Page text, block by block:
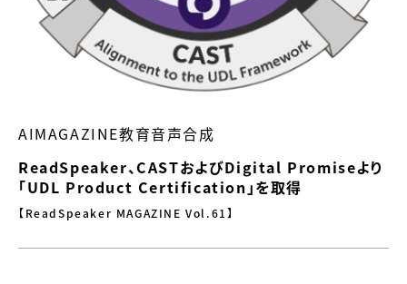
AIMAGAZINE教育音声合成
ReadSpeaker、CASTおよびDigital Promiseより
「UDL Product Certification」を取得
【ReadSpeaker MAGAZINE Vol.61】